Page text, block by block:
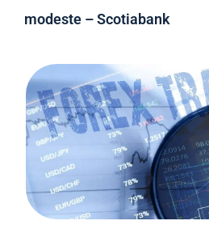
modeste – Scotiabank